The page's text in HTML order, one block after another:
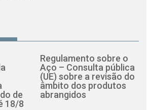
de
18/8
Regulamento sobre o
Aço – Consulta pública
(UE) sobre a revisão do
âmbito dos produtos
abrangidos